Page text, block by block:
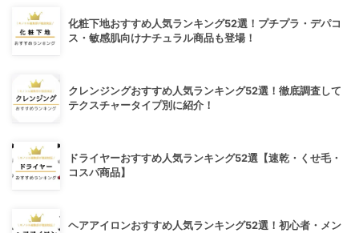
化粧下地おすすめ人気ランキング52選！プチプラ・デパコ
ス・敏感肌向けナチュラル商品も登場！
クレンジングおすすめ人気ランキング52選！徹底調査して
テクスチャータイプ別に紹介！
ドライヤーおすすめ人気ランキング52選【速乾・くせ毛・
コスパ商品】
ヘアアイロンおすすめ人気ランキング52選！初心者・メン